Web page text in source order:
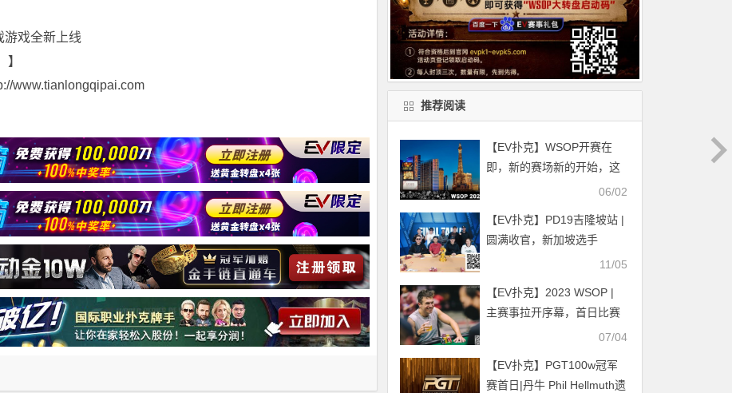
游戏全新上线
www.tianlongqipai.com
推荐阅读
【EV扑克】WSOP开赛在
即，新的赛场新的开始，这
06/02
【EV扑克】PD19吉隆坡站 |
圆满收官，新加坡选手
CHEN CHIK FATT CARTER
11/05
【EV扑克】2023 WSOP |
主赛事拉开序幕，首日比赛
07/04
【EV扑克】PGT100w冠军
赛首日|丹牛 Phil Hellmuth遗